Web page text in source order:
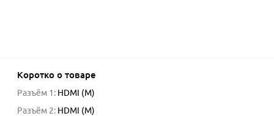
Коротко о товаре
Разъём 1 : HDMI (M)
Разъём 2: HDMI (M)